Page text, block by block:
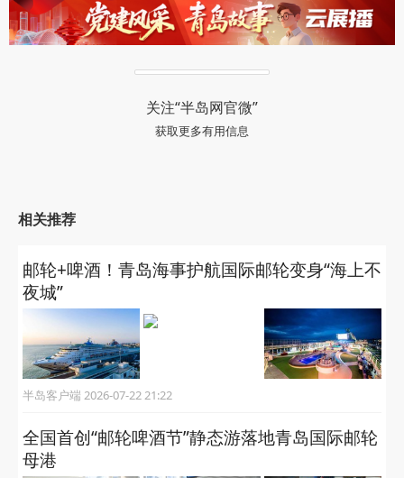
关注“半岛网官微”
获取更多有用信息
相关推荐
邮轮+啤酒！青岛海事护航国际邮轮变身“海上不
夜城”
半岛客户端 2026-07-22 21:22
全国首创“邮轮啤酒节”静态游落地青岛国际邮轮
母港